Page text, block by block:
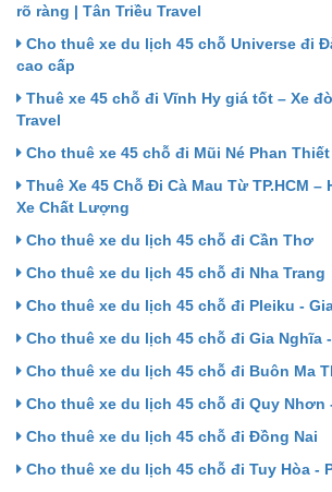
rõ ràng | Tân Triều Travel
Cho thuê xe du lịch 45 chỗ Universe đi
cao cấp
Thuê xe 45 chỗ đi Vĩnh Hy giá tốt – Xe
Travel
Cho thuê xe 45 chỗ đi Mũi Né Phan Thiết
Thuê Xe 45 Chỗ Đi Cà Mau Từ TP.HCM
Xe Chất Lượng
Cho thuê xe du lịch 45 chỗ đi Cần Thơ
Cho thuê xe du lịch 45 chỗ đi Nha Trang
Cho thuê xe du lịch 45 chỗ đi Pleiku -
Cho thuê xe du lịch 45 chỗ đi Gia Nghĩa
Cho thuê xe du lịch 45 chỗ đi Buôn Ma
Cho thuê xe du lịch 45 chỗ đi Quy Nhơn
Cho thuê xe du lịch 45 chỗ đi Đồng Nai
Cho thuê xe du lịch 45 chỗ đi Tuy Hòa -